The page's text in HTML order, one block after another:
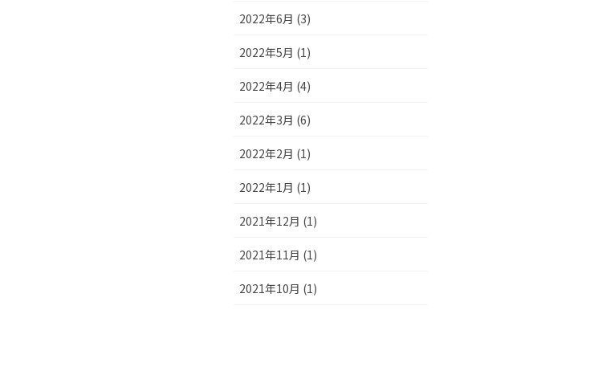
2022年6月 (3)
2022年5月 (1)
2022年4月 (4)
2022年3月 (6)
2022年2月 (1)
2022年1月 (1)
2021年12月 (1)
2021年11月 (1)
2021年10月 (1)